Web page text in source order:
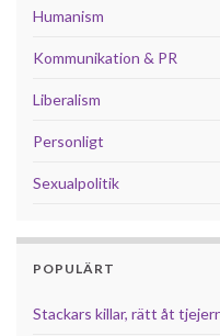
Humanism
Kommunikation & PR
Liberalism
Personligt
Sexualpolitik
POPULÄRT
Stackars killar, rätt åt